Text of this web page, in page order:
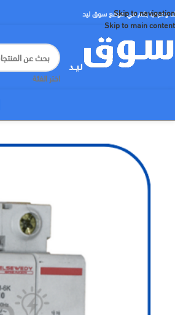
Skip to navigation
Skip to main content
ومرحبا بكم في موقع سوق ليد
اختر الفئة